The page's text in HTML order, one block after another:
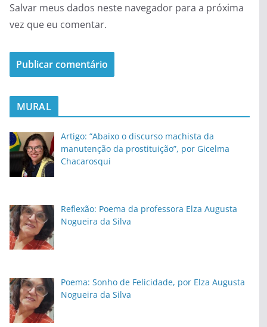
Salvar meus dados neste navegador para a próxima
vez que eu comentar.
MURAL
Artigo: “Abaixo o discurso machista da
manutenção da prostituição”, por Gicelma
Chacarosqui
Reflexão: Poema da professora Elza Augusta
Nogueira da Silva
Poema: Sonho de Felicidade, por Elza Augusta
Nogueira da Silva